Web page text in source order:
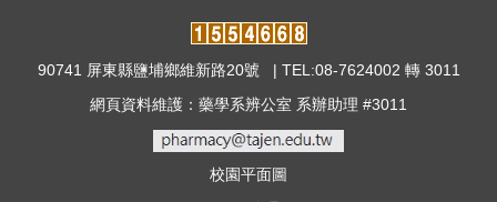
90741 屏東縣鹽埔鄉維新路20號 | TEL:08-7624002 轉 3011
網頁資料維護：藥學系辨公室 系辦助理 #3011
校園平面圖